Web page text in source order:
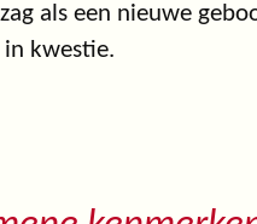
als een nieuwe
in kwestie.